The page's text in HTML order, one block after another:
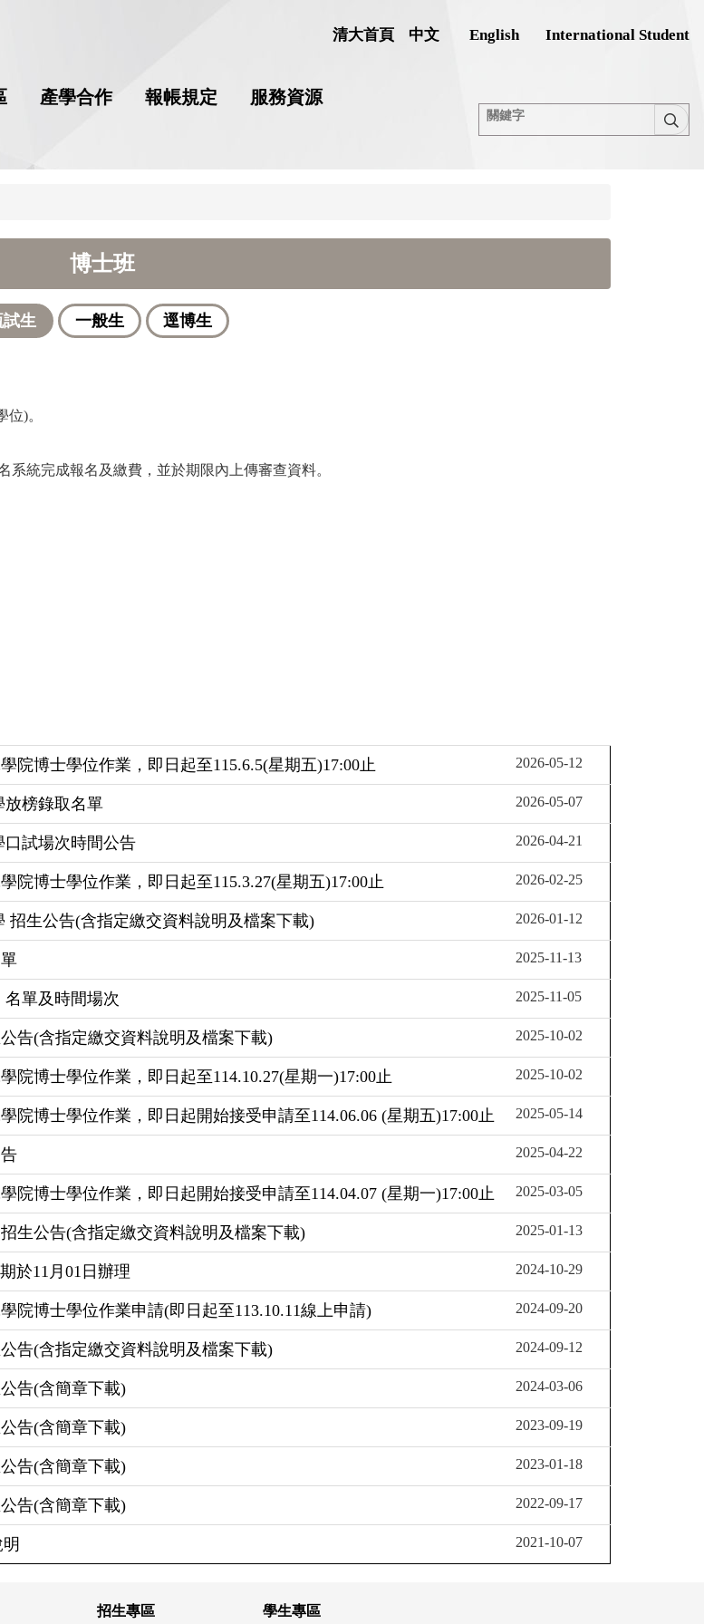
清大首頁 中文 English International Student
產學合作 報帳規定 服務資源
博士班
試生
)。
統完成報名及繳費，並於期限內上傳審查資料。
一般生 逕博生
院博士學位作業，即日起至115.6.5(星期五)17:00止 2026-05-12
放榜錄取名單 2026-05-07
口試場次時間公告 2026-04-21
院博士學位作業，即日起至115.3.27(星期五)17:00止 2026-02-25
招生公告(含指定繳交資料說明及檔案下載) 2026-01-12
2025-11-13
名單及時間場次 2025-11-05
告(含指定繳交資料說明及檔案下載) 2025-10-02
院博士學位作業，即日起至114.10.27(星期一)17:00止 2025-10-02
院博士學位作業，即日起開始接受申請至114.06.06 (星期五)17:00止 2025-05-14
2025-04-22
院博士學位作業，即日起開始接受申請至114.04.07 (星期一)17:00止 2025-03-05
生公告(含指定繳交資料說明及檔案下載) 2025-01-13
於11月01日辦理 2024-10-29
院博士學位作業申請(即日起至113.10.11線上申請) 2024-09-20
告(含指定繳交資料說明及檔案下載) 2024-09-12
告(含簡章下載) 2024-03-06
告(含簡章下載) 2023-09-19
告(含簡章下載) 2023-01-18
告(含簡章下載) 2022-09-17
2021-10-07
招生專區 學生專區